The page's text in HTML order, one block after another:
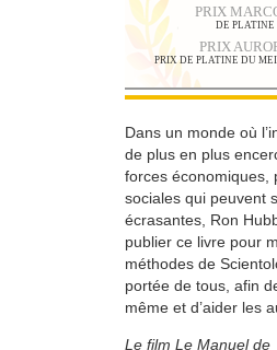
PRIX
DE PLATINE
PRIX
PRIX DE PLATINE DU
Dans un monde où
de plus en plus
forces économiques,
sociales qui peuvent
écrasantes, Ron
publier ce livre pour
méthodes de
portée de tous, afin
même et d’aider les
Le film Le Manuel de